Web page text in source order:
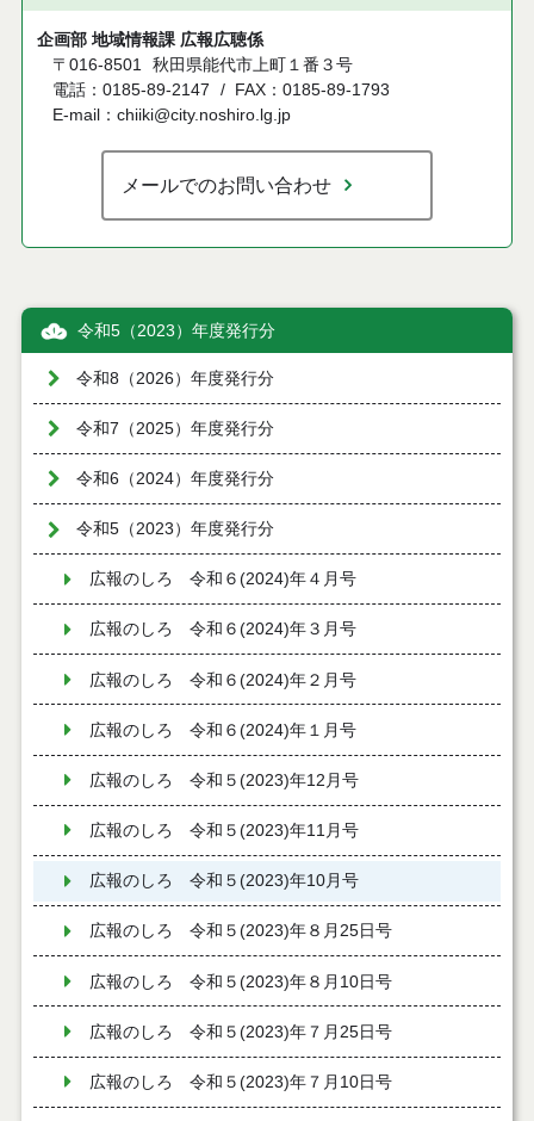
企画部 地域情報課 広報広聴係
〒016-8501 秋田県能代市上町１番３号
電話：0185-89-2147
FAX：0185-89-1793
E-mail：chiiki@city.noshiro.lg.jp
メールでのお問い合わせ
令和5（2023）年度発行分
令和8（2026）年度発行分
令和7（2025）年度発行分
令和6（2024）年度発行分
令和5（2023）年度発行分
広報のしろ 令和６(2024)年４月号
広報のしろ 令和６(2024)年３月号
広報のしろ 令和６(2024)年２月号
広報のしろ 令和６(2024)年１月号
広報のしろ 令和５(2023)年12月号
広報のしろ 令和５(2023)年11月号
広報のしろ 令和５(2023)年10月号
広報のしろ 令和５(2023)年８月25日号
広報のしろ 令和５(2023)年８月10日号
広報のしろ 令和５(2023)年７月25日号
広報のしろ 令和５(2023)年７月10日号